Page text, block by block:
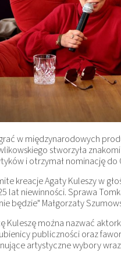
w międzynarodowych
stworzyła
i otrzymał nominację do
kreacje Agaty Kuleszy w
lat niewinności. Sprawa
będzie" Małgorzaty
Kuleszę można nazwać
publiczności oraz
artystyczne wybory